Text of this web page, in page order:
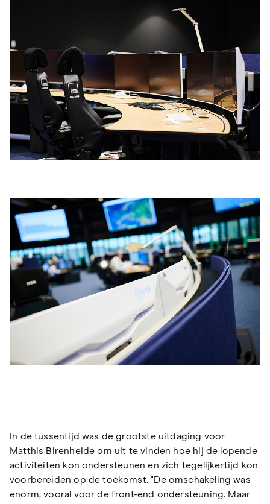
In de tussentijd was de grootste uitdaging voor
Matthis Birenheide om uit te vinden hoe hij de lopende
activiteiten kon ondersteunen en zich tegelijkertijd kon
voorbereiden op de toekomst. "De omschakeling was
enorm, vooral voor de front-end ondersteuning. Maar